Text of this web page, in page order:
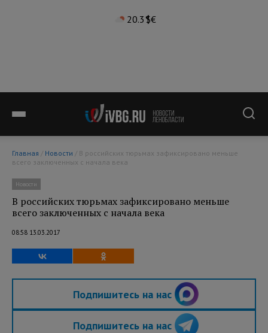
20.3°$€
Главная / Новости
всего заключенных с начала века
Новости
В российских тюрьмах зафиксировано меньше
всего заключенных с начала века
08:58 13.03.2017
Подпишитесь на нас
Подпишитесь на нас